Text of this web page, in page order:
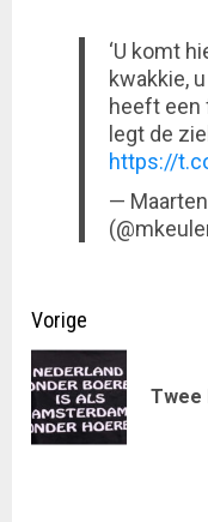
‘U komt
kwakkie,
heeft een
legt de
https://
—
Doorgaan
met
lezen
Vorige
Twee